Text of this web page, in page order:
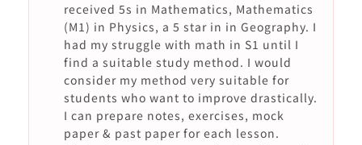
received 5s in Mathematics, Mathematics
(M1) in Physics, a 5 star in in Geography. I
had my struggle with math in S1 until I
find a suitable study method. I would
consider my method very suitable for
students who want to improve drastically.
I can prepare notes, exercises, mock
paper & past paper for each lesson.